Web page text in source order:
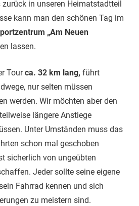
in unseren Heimatstadtteil
kann man den schönen Tag im
„Am Neuen
lassen.
Tourca. 32 km lang, führt
nur selten müssen
werden. Wir möchten aber den
längere Anstiege
Unter Umständen muss das
schon mal geschoben
sicherlich von ungeübten
Jeder sollte seine eigene
Fahrrad kennen und sich
zu meistern sind.